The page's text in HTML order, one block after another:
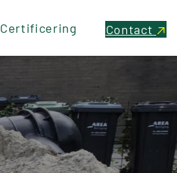
Certificering Contact